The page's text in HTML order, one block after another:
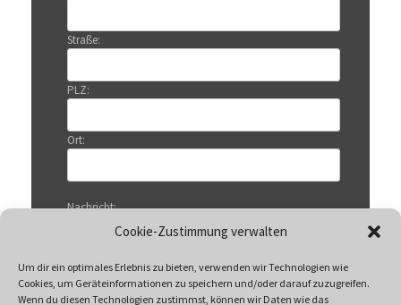
Cookie-Zustimmung verwalten
Um dir ein optimales Erlebnis zu bieten, verwenden wir Technologien wie
Cookies, um Geräteinformationen zu speichern und/oder darauf zuzugreifen.
Wenn du diesen Technologien zustimmst, können wir Daten wie das
Straße:
PLZ:
Ort:
Nachricht: